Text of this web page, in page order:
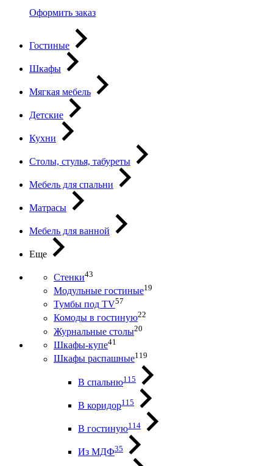
Оформить заказ
Гостиные
Шкафы
Мягкая мебель
Детские
Кухни
Столы, стулья, табуреты
Мебель для спальни
Матрасы
Мебель для ванной
Еще
Стенки43
Модульные гостиные19
Тумбы под ТV57
Комоды в гостиную22
Журнальные столы20
Шкафы-купе41
Шкафы распашные119
В спальню115
В коридор115
В гостиную114
Из МДФ35